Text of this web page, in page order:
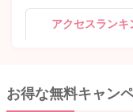
アクセスランキ
お得な無料キャン